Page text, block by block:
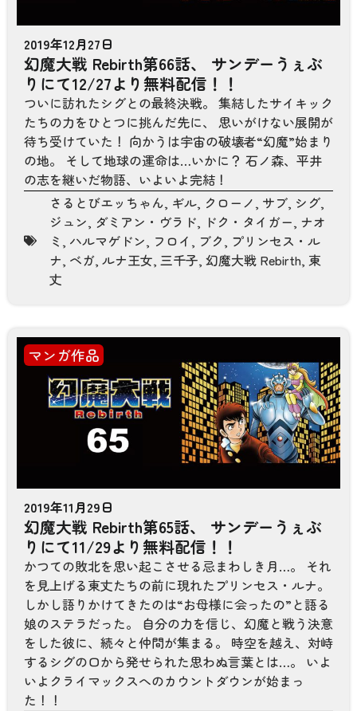
2019年12月27日
幻魔大戦 Rebirth第66話、 サンデーうぇぶ
りにて12/27より無料配信！！
ついに訪れたシグとの最終決戦。 集結したサイキック
たちの力をひとつに挑んだ先に、 思いがけない展開が
待ち受けていた！ 向かうは宇宙の破壊者“幻魔”始まり
の地。 そして地球の運命は…いかに？ 石ノ森、平井
の志を継いだ物語、いよいよ完結！
さるとびエッちゃん, ギル, クローノ, サブ, シグ,
ジュン, ダミアン・ヴラド, ドク・タイガー, ナオ
ミ , ハルマゲドン, フロイ , ブク, プリンセス・ル
ナ, ベガ, ルナ王女, 三千子, 幻魔大戦 Rebirth, 東
丈
マンガ作品
2019年11月29日
幻魔大戦 Rebirth第65話、 サンデーうぇぶ
りにて11/29より無料配信！！
かつての敗北を思い起こさせる忌まわしき月…。 それ
を見上げる東丈たちの前に現れたプリンセス・ルナ。
しかし語りかけてきたのは“お母様に会ったの”と語る
娘のステラだった。 自分の力を信じ、幻魔と戦う決意
をした彼に、続々と仲間が集まる。 時空を越え、対峙
するシグの口から発せられた思わぬ言葉とは…。 いよ
いよクライマックスへのカウントダウンが始まっ
た！！